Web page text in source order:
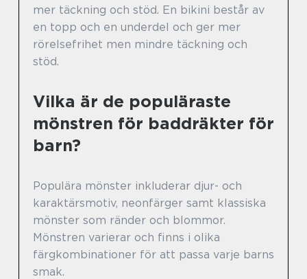
mer täckning och stöd. En bikini består av
en topp och en underdel och ger mer
rörelsefrihet men mindre täckning och
stöd.
Vilka är de populäraste
mönstren för baddräkter för
barn?
Populära mönster inkluderar djur- och
karaktärsmotiv, neonfärger samt klassiska
mönster som ränder och blommor.
Mönstren varierar och finns i olika
färgkombinationer för att passa varje barns
smak.